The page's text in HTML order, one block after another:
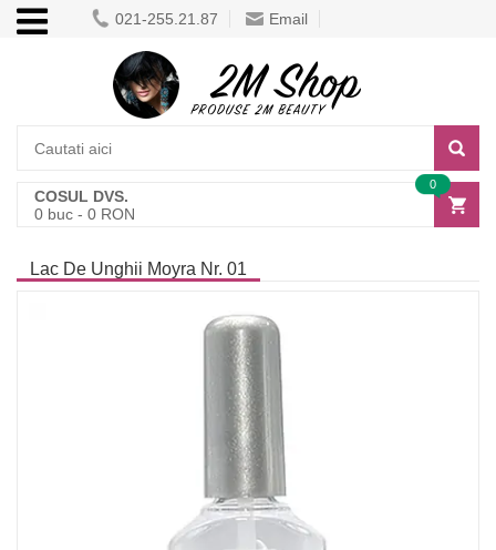
021-255.21.87 Email
COSUL DVS.
0 buc - 0 RON
0
Lac De Unghii Moyra Nr. 01